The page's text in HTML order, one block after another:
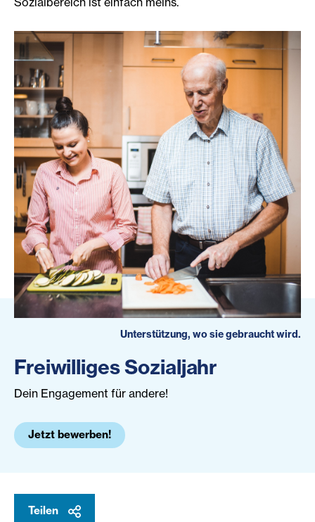
Unterstützung, wo sie gebraucht wird.
Freiwilliges Sozialjahr
Dein Engagement für andere!
Jetzt bewerben!
Teilen